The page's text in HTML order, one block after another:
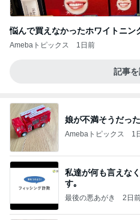
悩んで買えなかったホワイトニン
Amebaトピックス 1日前
記事
娘が不満そうだっ
Amebaトピックス 1
私達が何も言えな
す｡
最後の悪あがき 2日